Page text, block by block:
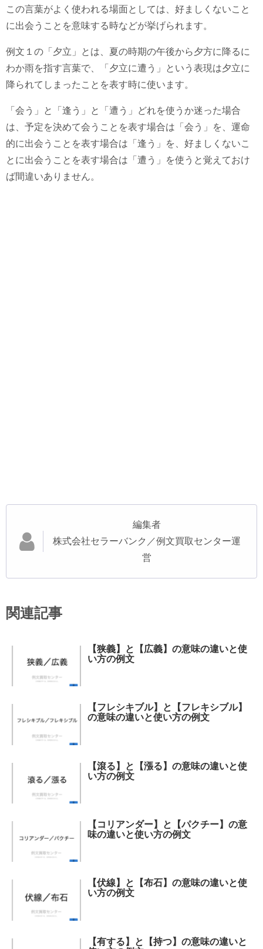
この言葉がよく使われる場面としては、好ましくないこと
に出会うことを意味する時などが挙げられます。
例文１の「夕立」とは、夏の時期の午後から夕方に降るに
わか雨を指す言葉で、「夕立に遭う」という表現は夕立に
降られてしまったことを表す時に使います。
「会う」と「逢う」と「遭う」どれを使うか迷った場合
は、予定を決めて会うことを表す場合は「会う」を、運命
的に出会うことを表す場合は「逢う」を、好ましくないこ
とに出会うことを表す場合は「遭う」を使うと覚えておけ
ば間違いありません。
編集者
株式会社セラーバンク／例文買取センター運
営
関連記事
【狭義】と【広義】の意味の違いと使
い方の例文
【フレシキブル】と【フレキシブル】
の意味の違いと使い方の例文
【滾る】と【漲る】の意味の違いと使
い方の例文
【コリアンダー】と【パクチー】の意
味の違いと使い方の例文
【伏線】と【布石】の意味の違いと使
い方の例文
【有する】と【持つ】の意味の違いと